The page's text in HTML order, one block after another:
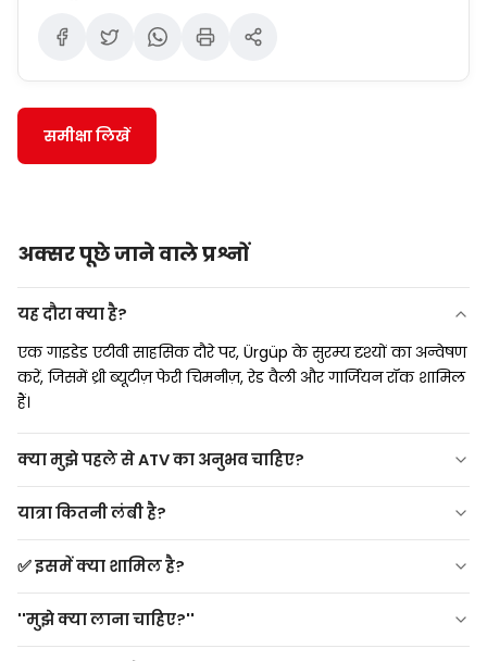
समीक्षा लिखें
अक्सर पूछे जाने वाले प्रश्नों
यह दौरा क्या है?
एक गाइडेड एटीवी साहसिक दौरे पर, Ürgüp के सुरम्य दृश्यों का अन्वेषण
करें, जिसमें थ्री ब्यूटीज़ फेरी चिमनीज़, रेड वैली और गार्जियन रॉक शामिल
हैं।
क्या मुझे पहले से ATV का अनुभव चाहिए?
कोई अनुभव ज़रूरी नहीं! शुरुआती लोगों का स्वागत है। सुरक्षा निर्देश
प्रदान किए जाएंगे।
यात्रा कितनी लंबी है?
✅ इसमें क्या शामिल है?
होटल स्थानांतरण, एटीवी किराया, पेशेवर गाइड, हेलमेट, Scenic स्टॉप्स
और फोटोग्राफी ब्रेक, छोटे विश्राम ब्रेक।
''मुझे क्या लाना चाहिए?''